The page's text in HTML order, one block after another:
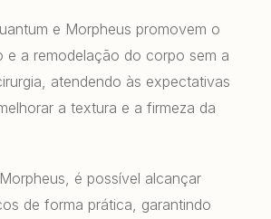
e Morpheus promovem o
e a remodelação do corpo sem a
atendendo às expectativas
a textura e a firmeza da
é possível alcançar
de forma prática, garantindo